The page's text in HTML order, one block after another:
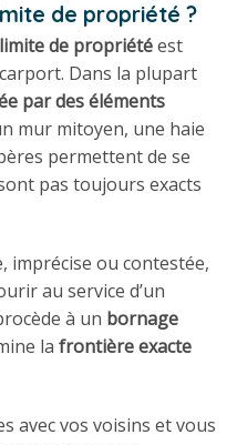
de propriété ?
de propriétéest
Dans la plupart
par des éléments
mur mitoyen, une haie
permettent de se
pas toujours exacts
imprécise ou contestée,
au service d’un
à un bornage
la frontière exacte
avec vos voisins et vous